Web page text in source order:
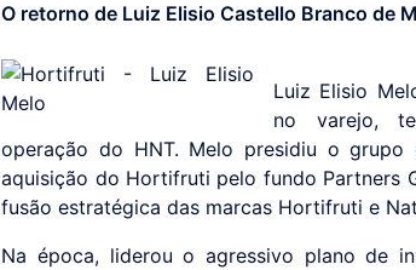
O retorno de Luiz Elisio Castello Branco de
Luiz Elisio
no varejo,
operação do HNT. Melo presidiu o
aquisição do Hortifruti pelo fundo Partners
fusão estratégica das marcas Hortifruti e
Na época, liderou o agressivo plano de